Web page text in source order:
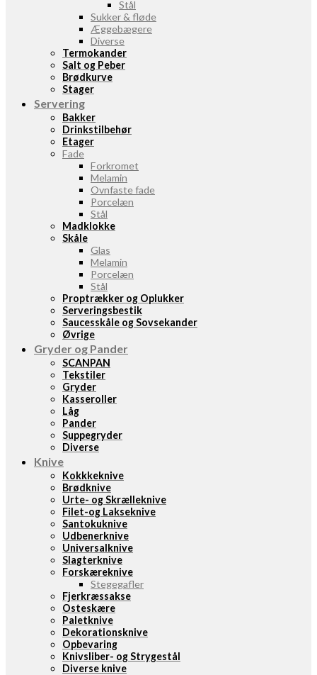
Stål
Sukker & fløde
Æggebægere
Diverse
Termokander
Salt og Peber
Brødkurve
Stager
Servering
Bakker
Drinkstilbehør
Etager
Fade
Forkromet
Melamin
Ovnfaste fade
Porcelæn
Stål
Madklokke
Skåle
Glas
Melamin
Porcelæn
Stål
Proptrækker og Oplukker
Serveringsbestik
Saucesskåle og Sovsekander
Øvrige
Gryder og Pander
SCANPAN
Tekstiler
Gryder
Kasseroller
Låg
Pander
Suppegryder
Diverse
Knive
Kokkkeknive
Brødknive
Urte- og Skrælleknive
Filet-og Lakseknive
Santokuknive
Udbenerknive
Universalknive
Slagterknive
Forskæreknive
Stegegafler
Fjerkræssakse
Osteskære
Paletknive
Dekorationsknive
Opbevaring
Knivsliber- og Strygestål
Diverse knive